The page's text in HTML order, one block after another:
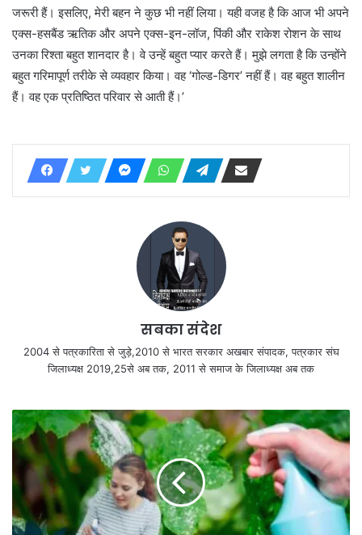
जरूरी हैं। इसलिए, मेरी बहन ने कुछ भी नहीं लिया। यही वजह है कि आज भी अपने
एक्स-हसबैंड ऋतिक और अपने एक्स-इन-लॉज, पिंकी और राकेश रोशन के साथ
उनका रिश्ता बहुत शानदार है। वे उन्हें बहुत प्यार करते हैं। मुझे लगता है कि उन्होंने
बहुत गरिमापूर्ण तरीके से व्यवहार किया। वह ‘गोल्ड-डिगर’ नहीं हैं। वह बहुत शालीन
हैं। वह एक प्रतिष्ठित परिवार से आती हैं।’
सबका संदेश
2004 से पत्रकारिता से जुड़े,2010 से भारत सरकार अखबार संपादक, पत्रकार संघ
जिलाध्यक्ष 2019,25से अब तक, 2011 से समाज के जिलाध्यक्ष अब तक